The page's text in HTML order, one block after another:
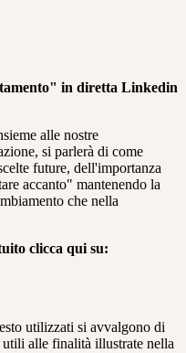
in diretta Linkedin
alle nostre
si parlerà di come
future, dell'importanza
accanto" mantenendo la
che nella
clicca qui su:
utilizzati si avvalgono di
alle finalità illustrate nella